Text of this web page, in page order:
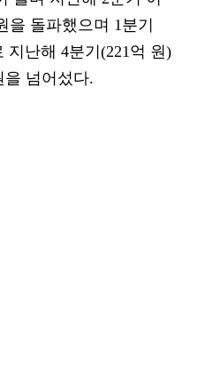
을 돌파했으며 1분기
지난해 4분기(221억 원)
을 넘어섰다.